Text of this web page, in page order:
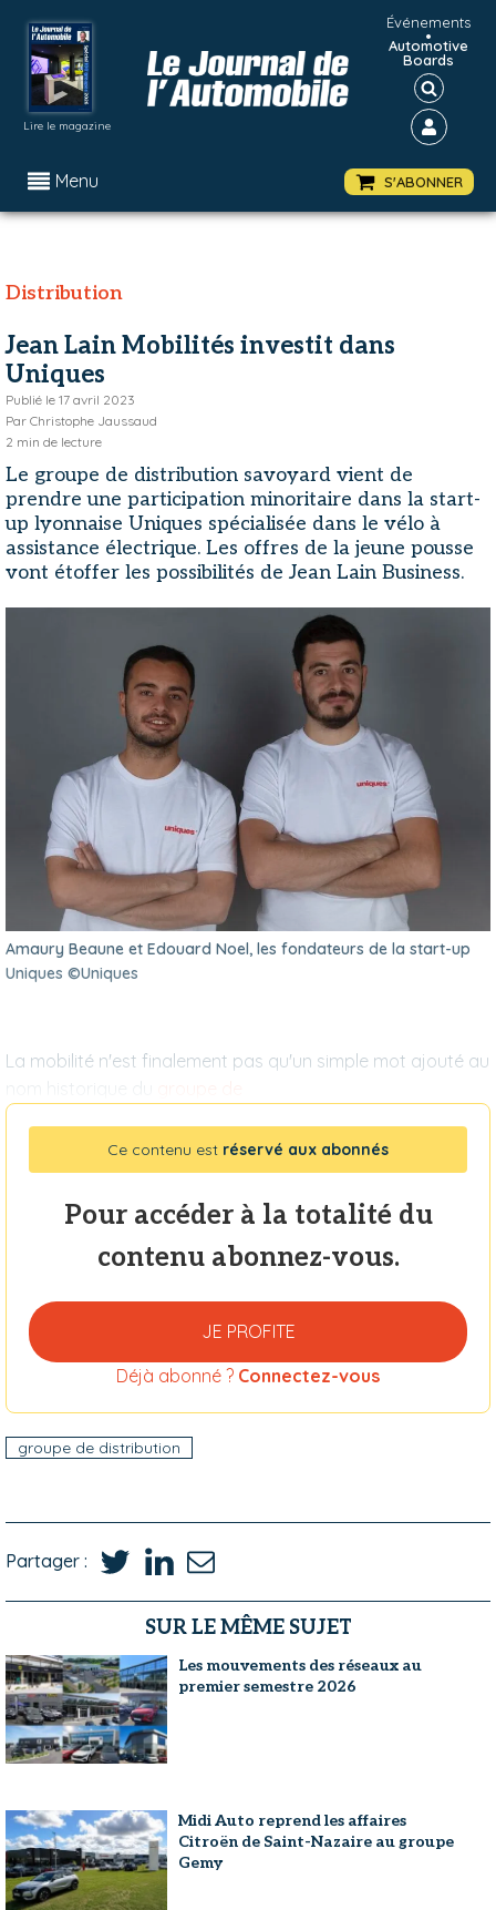
Lire le magazine
Événements
•
Automotive
Boards
Menu S'ABONNER
Distribution
Jean Lain Mobilités investit dans
Uniques
Publié le 17 avril 2023
Par Christophe Jaussaud
2 min de lecture
Le groupe de distribution savoyard vient de
prendre une participation minoritaire dans la start-
up lyonnaise Uniques spécialisée dans le vélo à
assistance électrique. Les offres de la jeune pousse
vont étoffer les possibilités de Jean Lain Business.
Amaury Beaune et Edouard Noel, les fondateurs de la start-up
Uniques ©Uniques
La mobilité n'est finalement pas qu'un simple mot ajouté au
nom historique du
Ce contenu est réservé aux abonnés
Pour accéder à la totalité du
contenu abonnez-vous.
JE PROFITE
Déjà abonné ? Connectez-vous
groupe de distribution
Partager :
SUR LE MÊME SUJET
Les mouvements des réseaux au
premier semestre 2026
Midi Auto reprend les affaires
Citroën de Saint-Nazaire au groupe
Gemy